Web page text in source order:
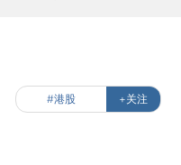
#港股 +关注